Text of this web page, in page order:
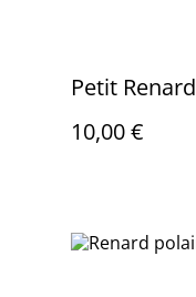
Petit Renard
10,00 €